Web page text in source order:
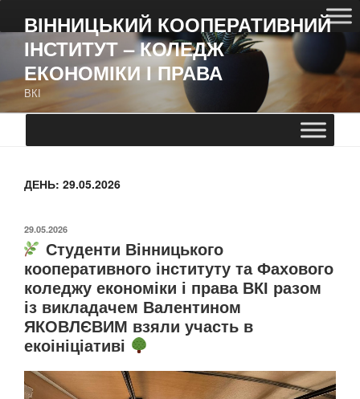
ВІННИЦЬКИЙ КООПЕРАТИВНИЙ
ІНСТИТУТ – КОЛЕДЖ
ЕКОНОМІКИ І ПРАВА
ВКІ
ДЕНЬ: 29.05.2026
29.05.2026
Студенти Вінницького
кооперативного інституту та Фахового
коледжу економіки і права ВКІ разом
із викладачем Валентином
ЯКОВЛЄВИМ взяли участь в
екоініціативі